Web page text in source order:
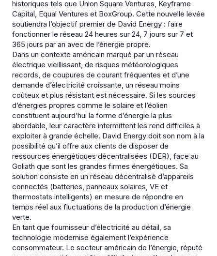
historiques tels que Union Square Ventures, Keyframe
Capital, Equal Ventures et BoxGroup. Cette nouvelle levée
soutiendra l’objectif premier de David Energy : faire
fonctionner le réseau 24 heures sur 24, 7 jours sur 7 et
365 jours par an avec de l’énergie propre.
Dans un contexte américain marqué par un réseau
électrique vieillissant, de risques météorologiques
records, de coupures de courant fréquentes et d’une
demande d’électricité croissante, un réseau moins
coûteux et plus résistant est nécessaire. Si les sources
d’énergies propres comme le solaire et l’éolien
constituent aujourd’hui la forme d’énergie la plus
abordable, leur caractère intermittent les rend difficiles à
exploiter à grande échelle. David Energy doit son nom à la
possibilité qu’il offre aux clients de disposer de
ressources énergétiques décentralisées (DER), face au
Goliath que sont les grandes firmes énergétiques. Sa
solution consiste en un réseau décentralisé d’appareils
connectés (batteries, panneaux solaires, VE et
thermostats intelligents) en mesure de répondre en
temps réel aux fluctuations de la production d’énergie
verte.
En tant que fournisseur d’électricité au détail, sa
technologie modernise également l’expérience
consommateur. Le secteur américain de l’énergie, réputé